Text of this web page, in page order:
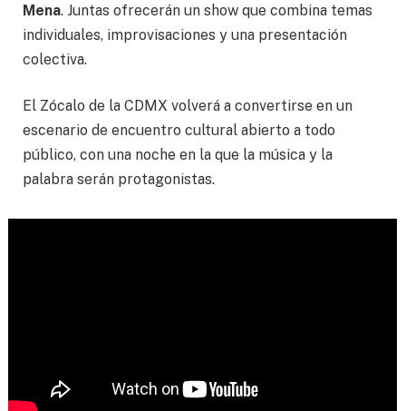
Mena. Juntas ofrecerán un show que combina temas
individuales, improvisaciones y una presentación
colectiva.
El Zócalo de la CDMX volverá a convertirse en un
escenario de encuentro cultural abierto a todo
público, con una noche en la que la música y la
palabra serán protagonistas.